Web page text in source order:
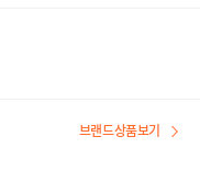
브랜드상품보기